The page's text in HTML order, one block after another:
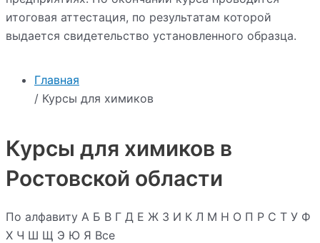
Главная
/ Курсы для химиков
Курсы для химиков в
Ростовской области
По алфавиту А Б В Г Д Е Ж З И К Л М Н О П Р С Т У Ф
Х Ч Ш Щ Э Ю Я Все
итоговая аттестация, по результатам которой
выдается свидетельство установленного образца.